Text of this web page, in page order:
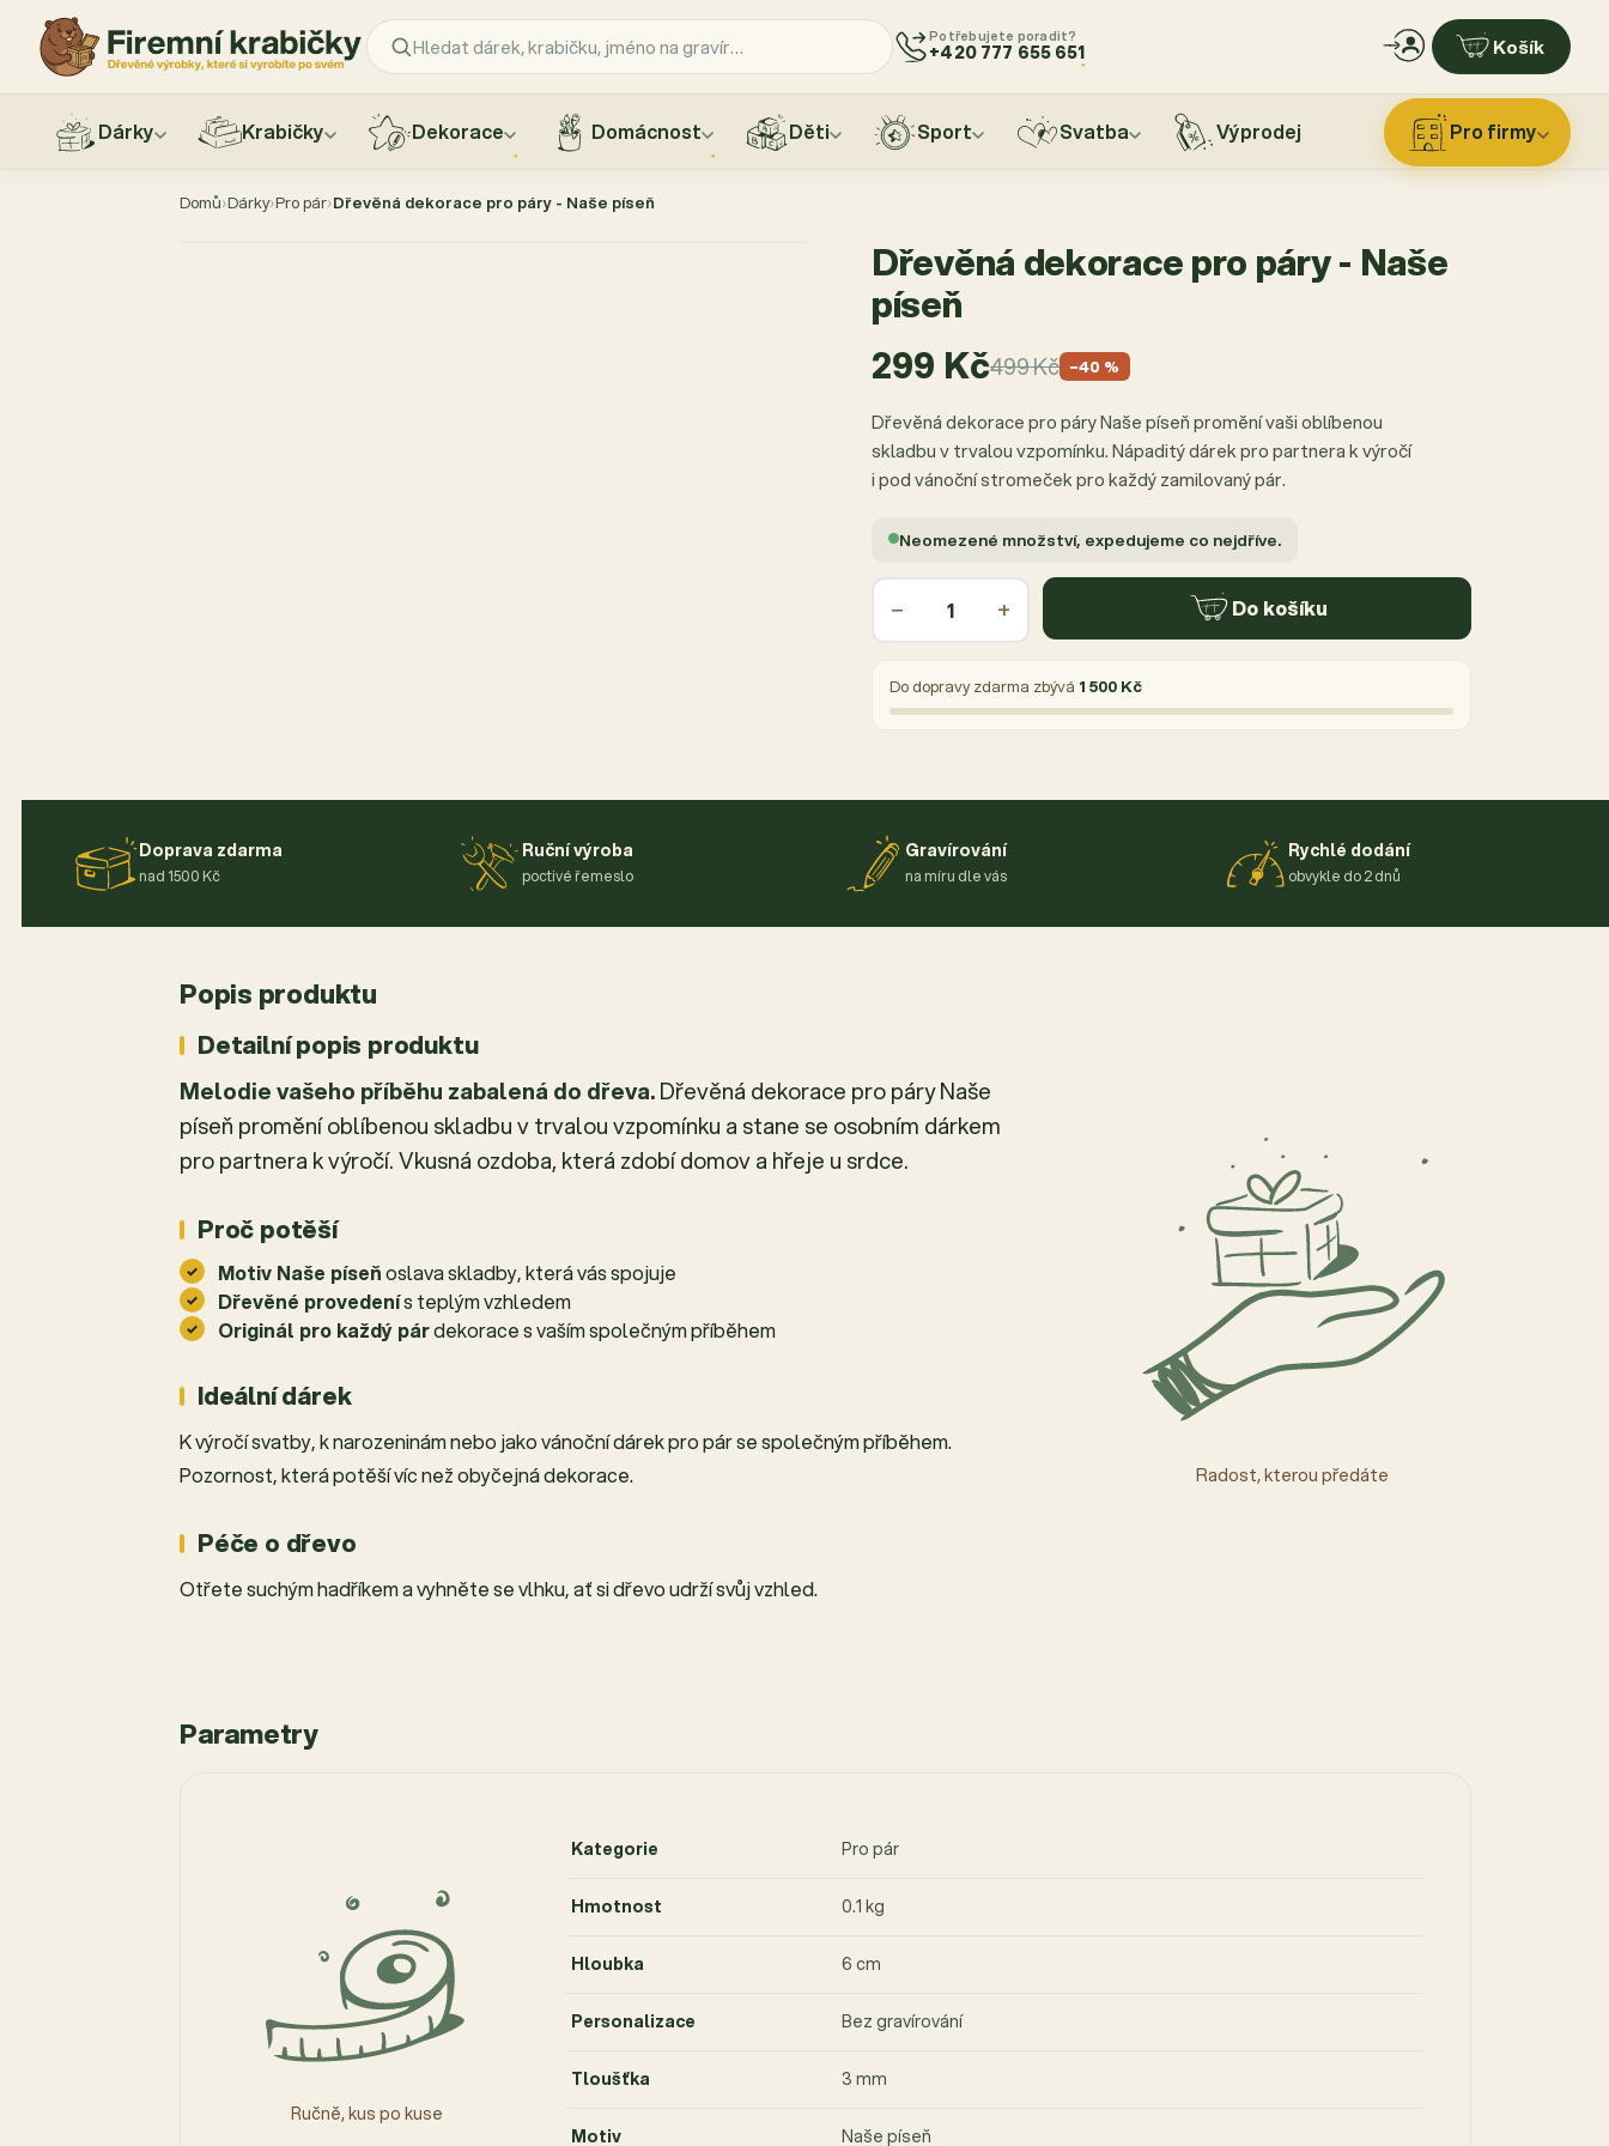
Potřebujete poradit?
+420 777 655 651 Košík
Dárky Krabičky Dekorace Domácnost Děti Sport Svatba Výprodej Pro firmy
Domů›Dárky›Pro pár›Dřevěná dekorace pro páry - Naše píseň
Dřevěná dekorace pro páry - Naše
píseň
299 Kč499 Kč −40 %
Dřevěná dekorace pro páry Naše píseň promění vaši oblíbenou
skladbu v trvalou vzpomínku. Nápaditý dárek pro partnera k výročí
i pod vánoční stromeček pro každý zamilovaný pár.
Neomezené množství, expedujeme co nejdříve.
− + Do košíku
Do dopravy zdarma zbývá 1 500 Kč
Doprava zdarma
nad 1500 Kč
Ruční výroba
poctivé řemeslo
Gravírování
na míru dle vás
Rychlé dodání
obvykle do 2 dnů
Popis produktu
Detailní popis produktu
Melodie vašeho příběhu zabalená do dřeva.Dřevěná dekorace pro páry Naše
píseň promění oblíbenou skladbu v trvalou vzpomínku a stane se osobním dárkem
pro partnera k výročí. Vkusná ozdoba, která zdobí domov a hřeje u srdce.
Proč potěší
Motiv Naše píseňoslava skladby, která vás spojuje
Dřevěné provedenís teplým vzhledem
Originál pro každý párdekorace s vaším společným příběhem
Ideální dárek
K výročí svatby, k narozeninám nebo jako vánoční dárek pro pár se společným příběhem.
Pozornost, která potěší víc než obyčejná dekorace.
Péče o dřevo
Otřete suchým hadříkem a vyhněte se vlhku, ať si dřevo udrží svůj vzhled.
Radost, kterou předáte
Parametry
Ručně, kus po kuse
Kategorie Pro pár
Hmotnost 0.1 kg
Hloubka 6 cm
Personalizace Bez gravírování
Tloušťka 3 mm
Motiv Naše píseň